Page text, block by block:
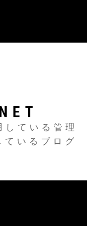
ている管理
いるブログ